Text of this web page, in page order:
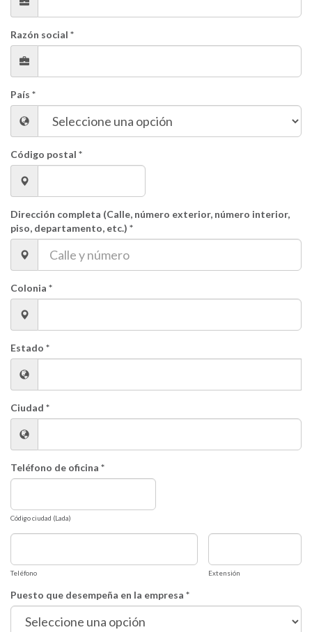
Razón social *
País *
Código postal *
Dirección completa (Calle, número exterior, número interior,
piso, departamento, etc.) *
Colonia *
Estado *
Ciudad *
Teléfono de oficina *
Código ciudad (Lada)
Teléfono Extensión
Puesto que desempeña en la empresa *